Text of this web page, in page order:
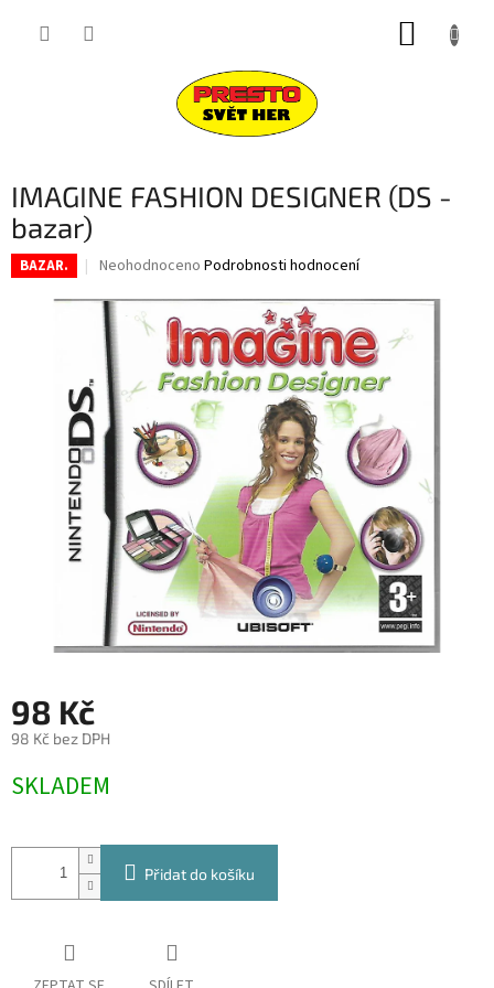
IMAGINE FASHION DESIGNER (DS -
bazar)
BAZAR.
Průměrné
produktu
je
0,0
z
hvězdiček.
Neohodnoceno Podrobnosti hodnocení
98 Kč
98 Kč bez DPH
cena:
SKLADEM
Přidat do košíku